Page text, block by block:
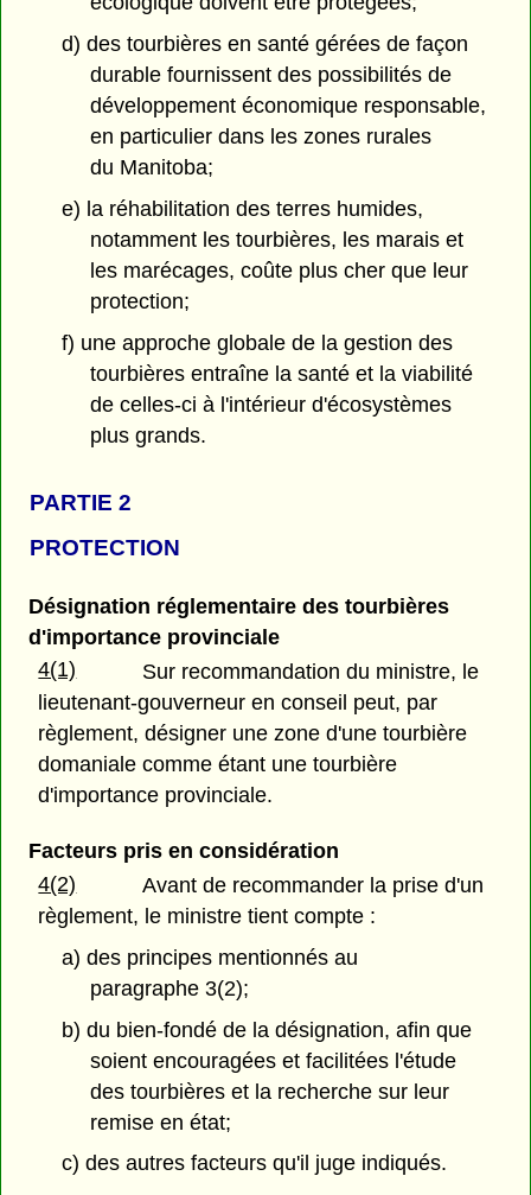
d) des tourbières en santé gérées de façon
durable fournissent des possibilités de
développement économique responsable,
en particulier dans les zones rurales
du Manitoba;
e) la réhabilitation des terres humides,
notamment les tourbières, les marais et
les marécages, coûte plus cher que leur
protection;
f) une approche globale de la gestion des
tourbières entraîne la santé et la viabilité
de celles-ci à l'intérieur d'écosystèmes
plus grands.
PARTIE 2
PROTECTION
Désignation réglementaire des tourbières
d'importance provinciale
4(1)
Sur recommandation du ministre, le
lieutenant-gouverneur en conseil peut, par
règlement, désigner une zone d'une tourbière
domaniale comme étant une tourbière
d'importance provinciale.
Facteurs pris en considération
4(2)
Avant de recommander la prise d'un
règlement, le ministre tient compte :
a) des principes mentionnés au
paragraphe 3(2);
b) du bien-fondé de la désignation, afin que
soient encouragées et facilitées l'étude
des tourbières et la recherche sur leur
remise en état;
c) des autres facteurs qu'il juge indiqués.